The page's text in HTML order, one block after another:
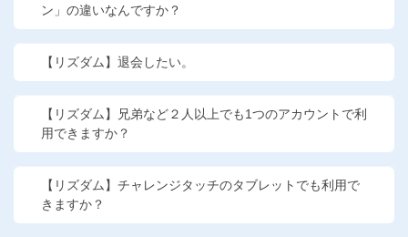
よくある質問・お問い合わせ
こどもちゃれんじ
進研ゼミ 中学講座
ン」の違いなんですか？
【リズダム】退会したい。
【リズダム】兄弟など２人以上でも1つのアカウントで利
用できますか？
【リズダム】チャレンジタッチのタブレットでも利用で
きますか？